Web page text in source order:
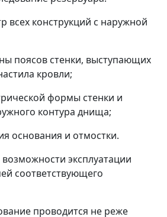
всех конструкций с наружной
поясов стенки, выступающих
кровли;
формы стенки и
контура днища;
основания и отмостки.
эксплуатации
соответствующего
проводится не реже